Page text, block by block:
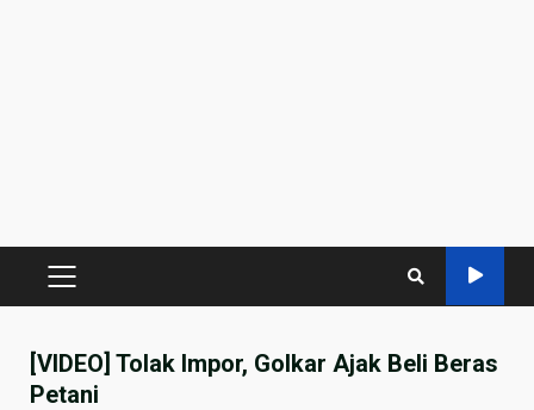
PRIMARY
[VIDEO] Tolak Impor, Golkar Ajak Beli Beras
Petani